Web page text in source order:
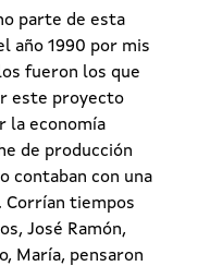
parte de esta
año 1990 por mis
fueron los que
este proyecto
la economía
de producción
contaban con una
Corrían tiempos
José Ramón,
María, pensaron